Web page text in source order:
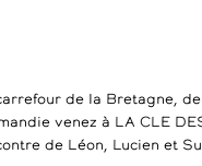
de la Bretagne,
venez à LA CLE
de Léon, Lucien et